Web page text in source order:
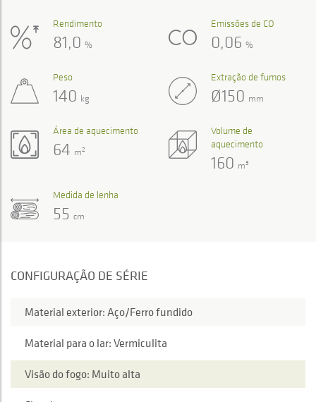
Rendimento
81,0 %
Emissões de CO
0,06 %
Volume de
aquecimento
160 m3
Área de aquecimento
64 m2
Peso
140 kg
Extração de fumos
Ø150 mm
Medida de lenha
55 cm
CONFIGURAÇÃO DE SÉRIE
Material exterior: Aço/Ferro fundido
Material para o lar: Vermiculita
Visão do fogo: Muito alta